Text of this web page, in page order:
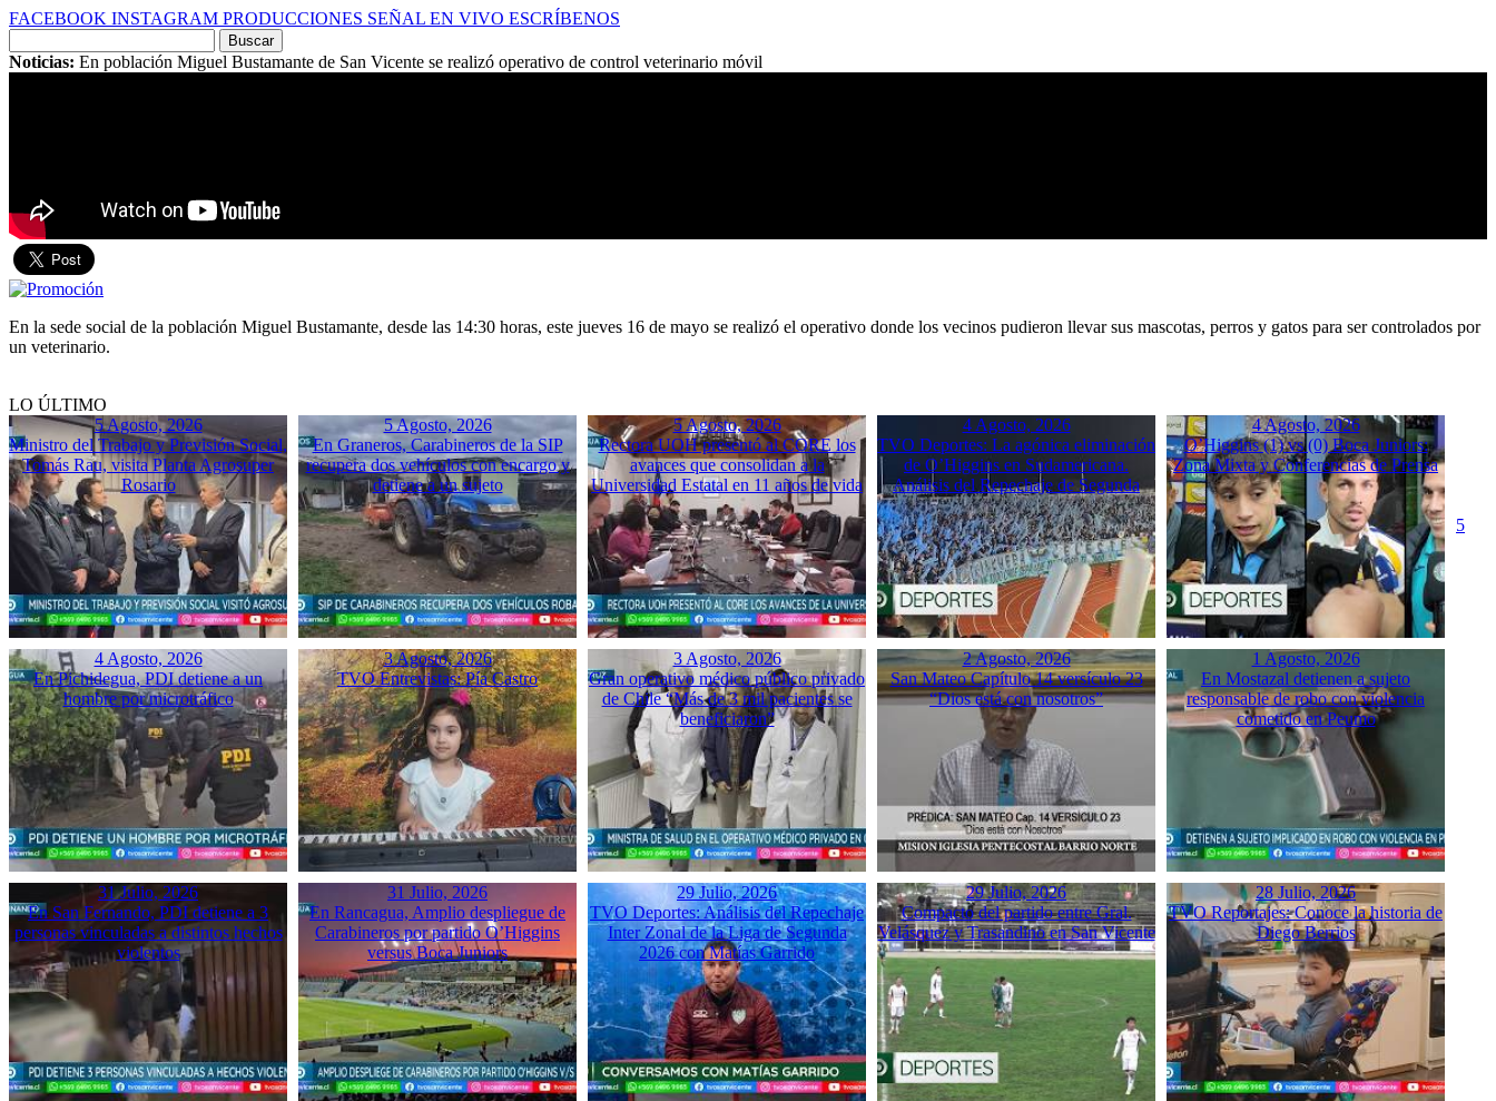
FACEBOOK INSTAGRAM PRODUCCIONES SEÑAL EN VIVO ESCRÍBENOS
por:
Noticias: En población Miguel Bustamante de San Vicente se realizó operativo de control veterinario móvil
En la sede social de la población Miguel Bustamante, desde las 14:30 horas, este jueves 16 de mayo se realizó el operativo donde los vecinos pudieron llevar sus mascotas, perros y gatos para ser controlados por
un veterinario.
LO ÚLTIMO
5 Agosto, 2026
Ministro del Trabajo y Previsión Social,
Tomás Rau, visita Planta Agrosuper
Rosario
5 Agosto, 2026
En Graneros, Carabineros de la SIP
recupera dos vehículos con encargo y
detiene a un sujeto
5 Agosto, 2026
Rectora UOH presentó al CORE los
avances que consolidan a la
Universidad Estatal en 11 años de vida
4 Agosto, 2026
TVO Deportes: La agónica eliminación
de O’Higgins en Sudamericana.
Análisis del Repechaje de Segunda
4 Agosto, 2026
O’Higgins (1) vs (0) Boca Juniors:
Zona Mixta y Conferencias de Prensa
4 Agosto, 2026
En Pichidegua, PDI detiene a un
hombre por microtráfico
3 Agosto, 2026
TVO Entrevistas: Pía Castro
3 Agosto, 2026
Gran operativo médico público privado
de Chile “Más de 3 mil pacientes se
beneficiaron”
2 Agosto, 2026
San Mateo Capítulo 14 versículo 23
“Dios está con nosotros”
1 Agosto, 2026
En Mostazal detienen a sujeto
responsable de robo con violencia
cometido en Peumo
31 Julio, 2026
En San Fernando, PDI detiene a 3
personas vinculadas a distintos hechos
violentos
31 Julio, 2026
En Rancagua, Amplio despliegue de
Carabineros por partido O’Higgins
versus Boca Juniors
29 Julio, 2026
TVO Deportes: Análisis del Repechaje
Inter Zonal de la Liga de Segunda
2026 con Matías Garrido
29 Julio, 2026
Compacto del partido entre Gral.
Velásquez y Trasandino en San Vicente
28 Julio, 2026
TVO Reportajes: Conoce la historia de
Diego Berrios
5